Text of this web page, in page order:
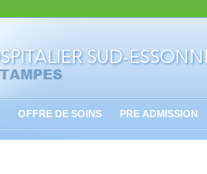
OFFRE DE SOINS PRE ADMISSION